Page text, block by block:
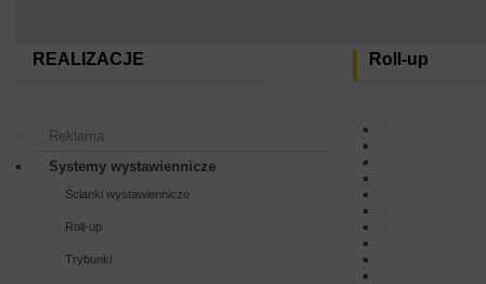
REALIZACJE
Reklama
Systemy wystawiennicze
Ścianki wystawiennicze
Roll-up
Trybunki
Roll-up